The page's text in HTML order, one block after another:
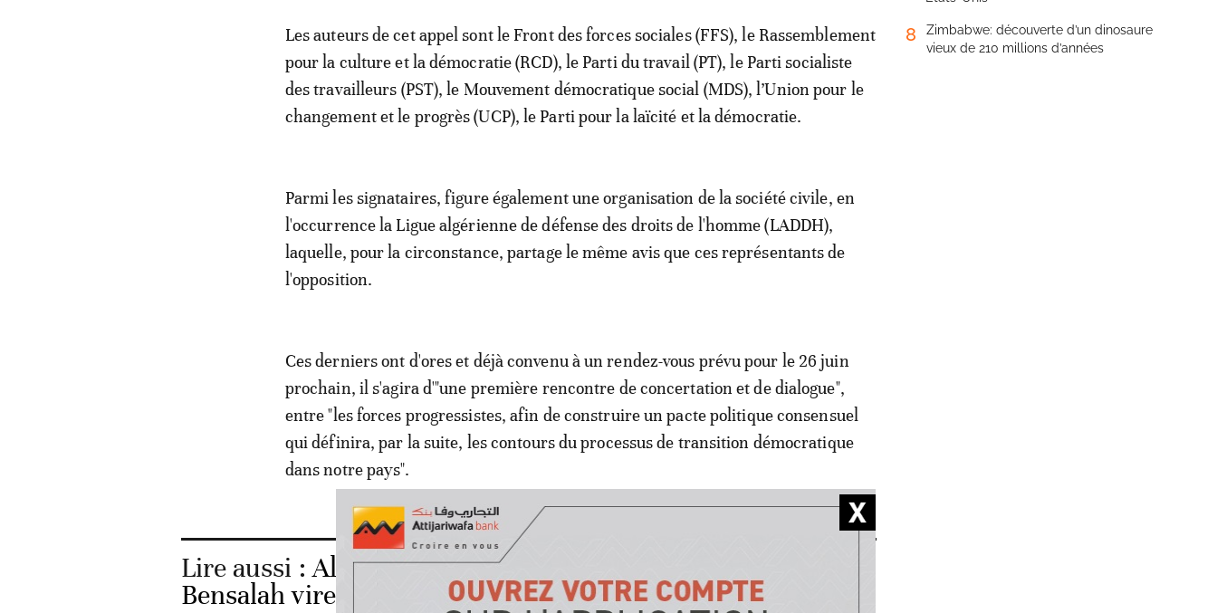
Les auteurs de cet appel sont le Front des forces sociales (FFS), le Rassemblement
pour la culture et la démocratie (RCD), le Parti du travail (PT), le Parti socialiste
des travailleurs (PST), le Mouvement démocratique social (MDS), l’Union pour le
changement et le progrès (UCP), le Parti pour la laïcité et la démocratie.
Parmi les signataires, figure également une organisation de la société civile, en
l'occurrence la Ligue algérienne de défense des droits de l'homme (LADDH),
laquelle, pour la circonstance, partage le même avis que ces représentants de
l'opposition.
Ces derniers ont d'ores et déjà convenu à un rendez-vous prévu pour le 26 juin
prochain, il s'agira d'"une première rencontre de concertation et de dialogue",
entre "les forces progressistes, afin de construire un pacte politique consensuel
qui définira, par la suite, les contours du processus de transition démocratique
dans notre pays".
Lire aussi :Algérie: le "dialogue" voulu par le président
Bensalah vire à un monologue, selon la presse
8
Zimbabwe: découverte d’un dinosaure
vieux de 210 millions d’années